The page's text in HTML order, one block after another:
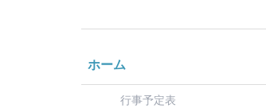
ホーム
行事予定表